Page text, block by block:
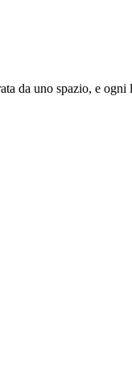
da uno spazio, e